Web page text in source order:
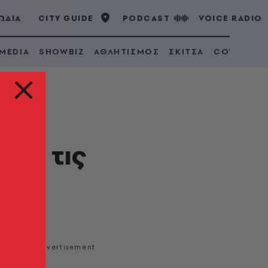
CITY GUIDE PODCAST VOICE RADIO
SHOWBIZ ΑΘΛΗΤΙΣΜΟΣ ΣΚΙΤΣΑ COVID 19
τις